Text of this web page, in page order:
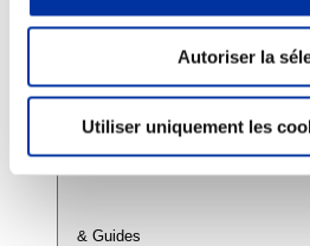
Autoriser la
Utiliser uniquement les
Sources d’information
& Guides